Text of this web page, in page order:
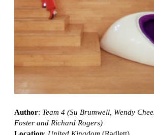
Author: Team 4 (Su Brumwell, Wendy
Foster and Richard Rogers)
Location: United Kingdom (Radlett)